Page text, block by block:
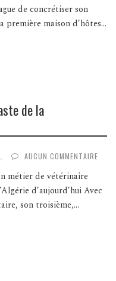
de concrétiser son
maison d’hôtes...
de la
AUCUN COMMENTAIRE
métier de vétérinaire
d’aujourd’hui Avec
son troisième,...